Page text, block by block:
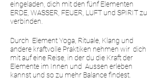
eingeladen, dich mit den fünf Elementen
ERDE, WASSER, FEUER, LUFT und SPIRIT zu
verbinden.
Durch Element Yoga, Rituale, Klang und
andere kraftvolle Praktiken nehmen wir dich
mit auf eine Reise, in der du die Kraft der
Elemente im Innen und Aussen erleben
kannst und so zu mehr Balance findest.